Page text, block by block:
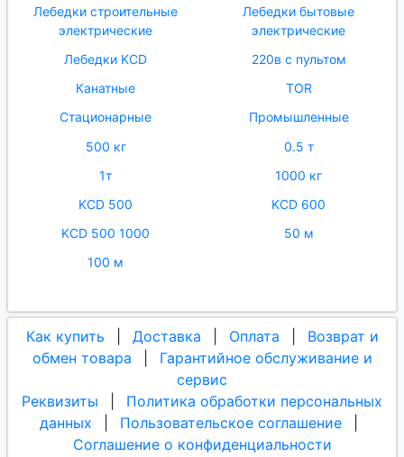
Лебедки строительные
электрические
Лебедки бытовые
электрические
Лебедки KCD
220в с пультом
Канатные
TOR
Стационарные
Промышленные
500 кг
0.5 т
1т
1000 кг
KCD 500
KCD 600
KCD 500 1000
50 м
100 м
Как купить Доставка Оплата
Возврат и
обмен товара
Гарантийное обслуживание и
сервис
Реквизиты
Политика обработки персональных
данных
Пользовательское соглашение
Соглашение о конфиденциальности